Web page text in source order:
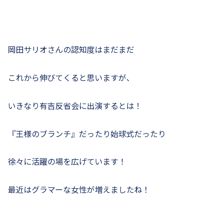
岡田サリオさんの認知度はまだまだ
これから伸びてくると思いますが、
いきなり有吉反省会に出演するとは！
『王様のブランチ』だったり始球式だったり
徐々に活躍の場を広げています！
最近はグラマーな女性が増えましたね！